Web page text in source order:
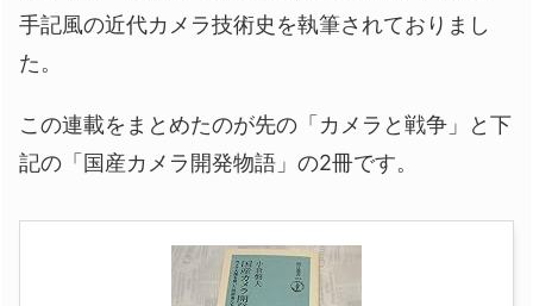
手記風の近代カメラ技術史を執筆されておりまし
た。
この連載をまとめたのが先の「カメラと戦争」と下
記の「国産カメラ開発物語」の2冊です。